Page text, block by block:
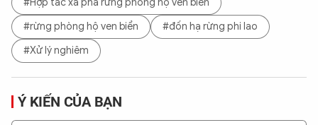
#Hợp tác xã phá rừng phòng hộ ven biển
#rừng phòng hộ ven biển
#đốn hạ rừng phi lao
#Xử lý nghiêm
Ý KIẾN CỦA BẠN